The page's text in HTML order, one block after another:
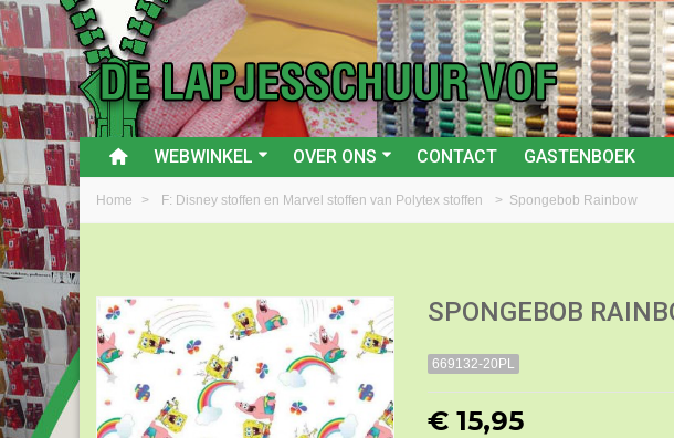
WEBWINKEL OVER ONS CONTACT GASTENBOEK
Home > F: Disney stoffen en Marvel stoffen van Polytex stoffen > Spongebob Rainbow
SPONGEBOB
669132-20PL
€ 15,95